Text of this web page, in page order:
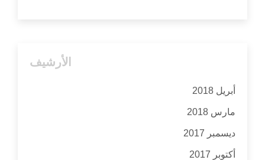
الأرشيف
أبريل 2018
مارس 2018
ديسمبر 2017
أكتوبر 2017